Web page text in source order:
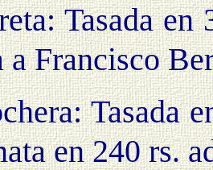
Tasada
a Francisco
Tasada
en 240 rs.